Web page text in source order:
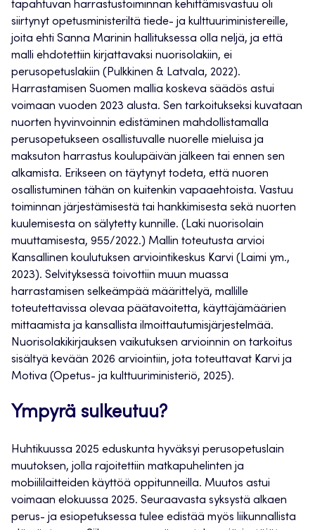
tapahtuvan harrastustoiminnan kehittämisvastuu oli
siirtynyt opetusministeriltä tiede- ja kulttuuriministereille,
joita ehti Sanna Marinin hallituksessa olla neljä, ja että
malli ehdotettiin kirjattavaksi nuorisolakiin, ei
perusopetuslakiin (Pulkkinen & Latvala, 2022).
Harrastamisen Suomen mallia koskeva säädös astui
voimaan vuoden 2023 alusta. Sen tarkoitukseksi kuvataan
nuorten hyvinvoinnin edistäminen mahdollistamalla
perusopetukseen osallistuvalle nuorelle mieluisa ja
maksuton harrastus koulupäivän jälkeen tai ennen sen
alkamista. Erikseen on täytynyt todeta, että nuoren
osallistuminen tähän on kuitenkin vapaaehtoista. Vastuu
toiminnan järjestämisestä tai hankkimisesta sekä nuorten
kuulemisesta on sälytetty kunnille. (Laki nuorisolain
muuttamisesta, 955/2022.) Mallin toteutusta arvioi
Kansallinen koulutuksen arviointikeskus Karvi (Laimi ym.,
2023). Selvityksessä toivottiin muun muassa
harrastamisen selkeämpää määrittelyä, mallille
toteutettavissa olevaa päätavoitetta, käyttäjämäärien
mittaamista ja kansallista ilmoittautumisjärjestelmää.
Nuorisolakikirjauksen vaikutuksen arvioinnin on tarkoitus
sisältyä kevään 2026 arviointiin, jota toteuttavat Karvi ja
Motiva (Opetus- ja kulttuuriministeriö, 2025).
Ympyrä sulkeutuu?
Huhtikuussa 2025 eduskunta hyväksyi perusopetuslain
muutoksen, jolla rajoitettiin matkapuhelinten ja
mobiililaitteiden käyttöä oppitunneilla. Muutos astui
voimaan elokuussa 2025. Seuraavasta syksystä alkaen
perus- ja esiopetuksessa tulee edistää myös liikunnallista